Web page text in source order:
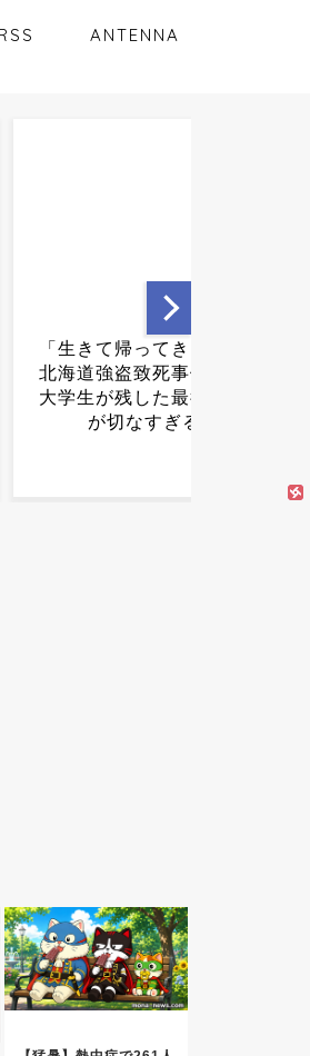
ANTENNA
もうそろそろ1000円硬貨作
った方がよくない？...